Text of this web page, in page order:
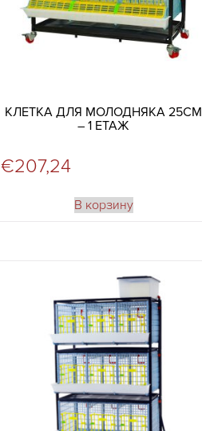
КЛЕТКА ДЛЯ МОЛОДНЯКА 25СМ
– 1 ЕТАЖ
€207,24
В корзину